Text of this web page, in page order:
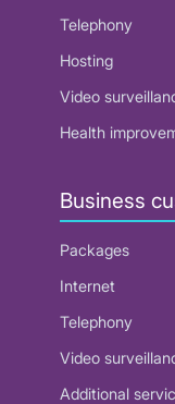
Telephony
Hosting
Video
Health
Business
Packages
Internet
Telephony
Video
Additional